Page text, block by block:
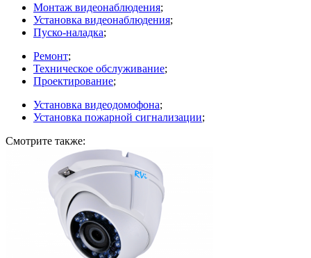
Монтаж видеонаблюдения;
Установка видеонаблюдения;
Пуско-наладка;
Ремонт;
Техническое обслуживание;
Проектирование;
Установка видеодомофона;
Установка пожарной сигнализации;
Смотрите также: